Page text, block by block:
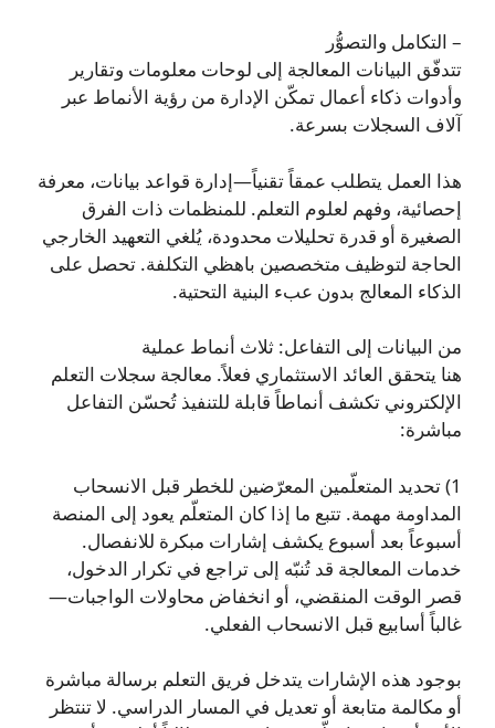
– التكامل والتصوُّر
تتدفّق البيانات المعالجة إلى لوحات معلومات وتقارير
وأدوات ذكاء أعمال تمكّن الإدارة من رؤية الأنماط عبر
آلاف السجلات بسرعة.
هذا العمل يتطلب عمقاً تقنياً—إدارة قواعد بيانات، معرفة
إحصائية، وفهم لعلوم التعلم. للمنظمات ذات الفرق
الصغيرة أو قدرة تحليلات محدودة، يُلغي التعهيد الخارجي
الحاجة لتوظيف متخصصين باهظي التكلفة. تحصل على
الذكاء المعالج بدون عبء البنية التحتية.
من البيانات إلى التفاعل: ثلاث أنماط عملية
هنا يتحقق العائد الاستثماري فعلاً. معالجة سجلات التعلم
الإلكتروني تكشف أنماطاً قابلة للتنفيذ تُحسّن التفاعل
مباشرة:
1) تحديد المتعلّمين المعرّضين للخطر قبل الانسحاب
المداومة مهمة. تتبع ما إذا كان المتعلّم يعود إلى المنصة
أسبوعاً بعد أسبوع يكشف إشارات مبكرة للانفصال.
خدمات المعالجة قد تُنبّه إلى تراجع في تكرار الدخول،
قصر الوقت المنقضي، أو انخفاض محاولات الواجبات—
غالباً أسابيع قبل الانسحاب الفعلي.
بوجود هذه الإشارات يتدخل فريق التعلم برسالة مباشرة
أو مكالمة متابعة أو تعديل في المسار الدراسي. لا تنتظر